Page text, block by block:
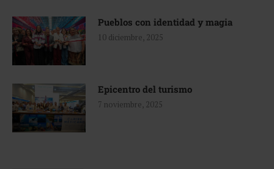
Pueblos con identidad y magia
10 diciembre, 2025
Epicentro del turismo
7 noviembre, 2025